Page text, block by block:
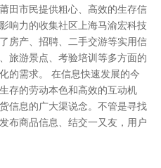
田市民提供粗心、高效的生存信
响力的收集社区上海马渝宏科技
房产、招聘、二手交游等实用信
旅游景点、考验培训等多方面的
的需求。 在信息快速发展的今
存的劳动本色和高效的互动机
信息的广大渠说念。不管是寻找
布商品信息、结交一又友，用户